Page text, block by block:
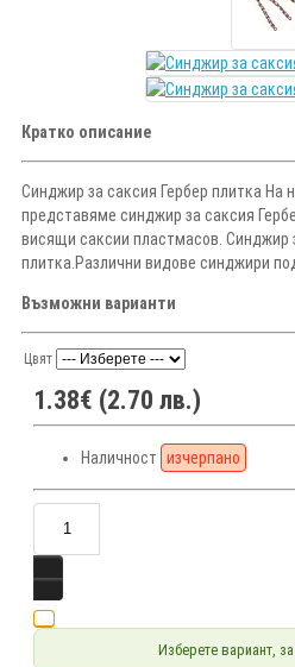
Кратко описание
Синджир за саксия Гербер плитка На
представяме синджир за саксия
висящи саксии пластмасов. Синджир
плитка.Различни видове синджири
Възможни варианти
Цвят
1.38€ (2.70 лв.)
Наличност изчерпано
Изберете вариант,